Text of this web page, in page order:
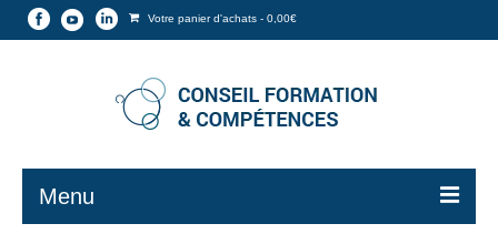
Votre panier d'achats - 0,00€
Menu